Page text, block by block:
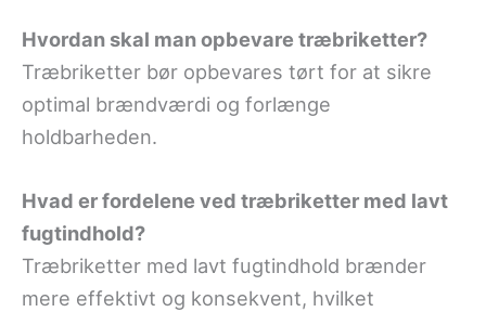
Hvordan skal man opbevare træbriketter?
Træbriketter bør opbevares tørt for at sikre
optimal brændværdi og forlænge
holdbarheden.
Hvad er fordelene ved træbriketter med lavt
fugtindhold?
Træbriketter med lavt fugtindhold brænder
mere effektivt og konsekvent, hvilket